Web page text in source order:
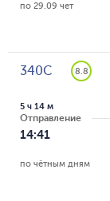
по 29.09 чет
340С 8.8
Отправление
14:41
5 ч 14 м
по чётным дням